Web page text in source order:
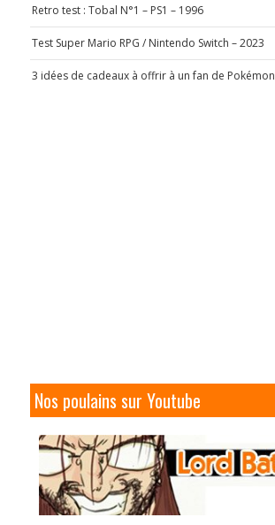
Retro test : Tobal N°1 – PS1 – 1996
Test Super Mario RPG / Nintendo Switch – 2023
3 idées de cadeaux à offrir à un fan de Pokémon
Nos poulains sur Youtube